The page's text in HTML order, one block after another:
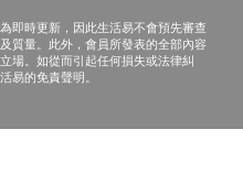
即時更新，因此生活易不會預先審查
質量。此外，會員所發表的全部內容
場。如從而引起任何損失或法律糾
易的免責聲明。